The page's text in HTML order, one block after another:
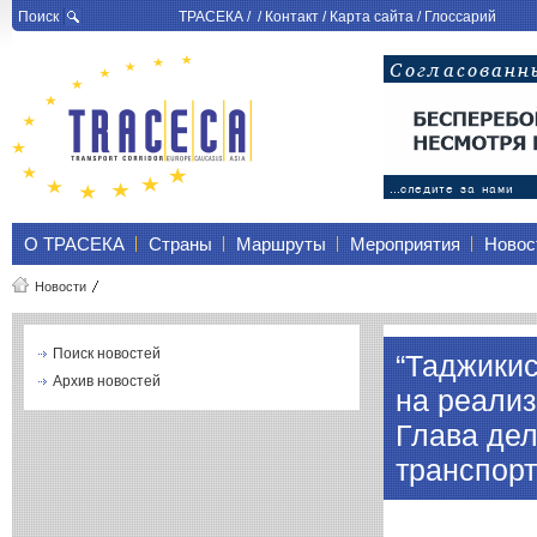
Поиск ТРАСЕКА/ /Контакт/Карта сайта/Глоссарий
О ТРАСЕКА Страны Маршруты Мероприятия
Новости
Поиск новостей
Архив новостей
на
Глава